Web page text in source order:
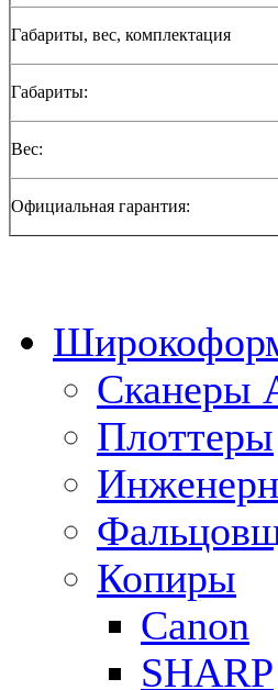
Габариты, вес, комплектация
Габариты:
Вес:
Официальная гарантия:
Сканеры
Плоттеры
Копиры
Canon
SHARP